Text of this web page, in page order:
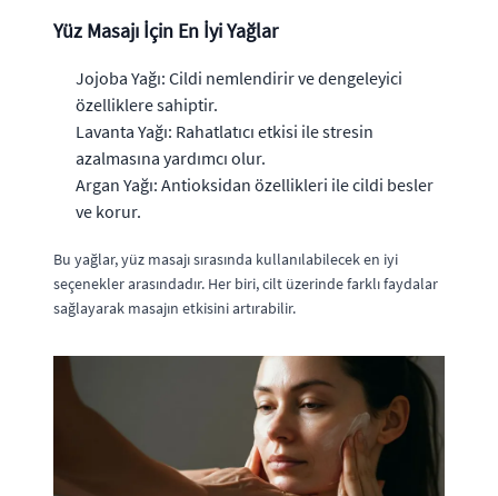
Yüz Masajı İçin En İyi Yağlar
Jojoba Yağı: Cildi nemlendirir ve dengeleyici
özelliklere sahiptir.
Lavanta Yağı: Rahatlatıcı etkisi ile stresin
azalmasına yardımcı olur.
Argan Yağı: Antioksidan özellikleri ile cildi besler
ve korur.
Bu yağlar, yüz masajı sırasında kullanılabilecek en iyi
seçenekler arasındadır. Her biri, cilt üzerinde farklı faydalar
sağlayarak masajın etkisini artırabilir.